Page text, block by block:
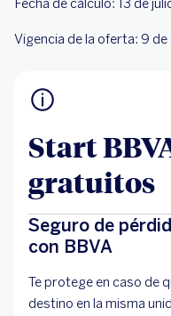
Fecha de cálculo: 13 de
Vigencia de la oferta: 9 de
Start
gratuitos
Seguro de
con BBVA
Te protege en caso de
destino en la misma